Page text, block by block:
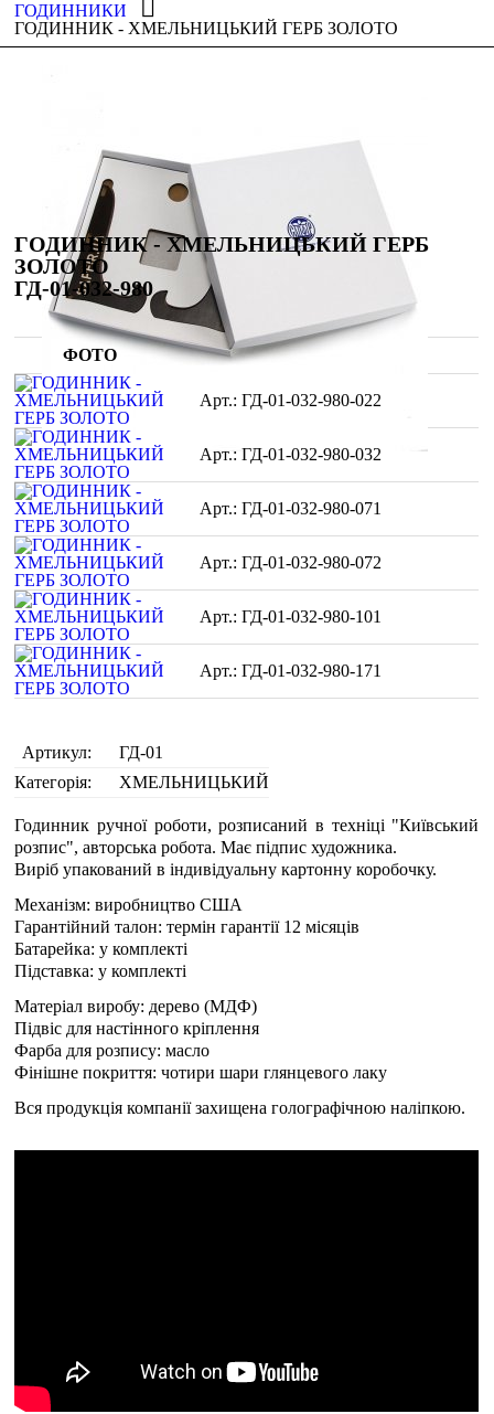
ГОДИННИКИ
ГОДИННИК - ХМЕЛЬНИЦЬКИЙ ГЕРБ ЗОЛОТО
ГОДИННИК - ХМЕЛЬНИЦЬКИЙ ГЕРБ
ЗОЛОТО
ГД-01-032-980
ФОТО
ГД-01-032-980-022
ГД-01-032-980-032
ГД-01-032-980-071
ГД-01-032-980-072
ГД-01-032-980-101
ГД-01-032-980-171
Артикул:
ГД-01
Категорія:
ХМЕЛЬНИЦЬКИЙ
Годинник ручної роботи, розписаний в техніці "Київський
розпис", авторська робота. Має підпис художника.
Виріб упакований в індивідуальну картонну коробочку.
Механізм: виробництво США
Гарантійний талон: термін гарантії 12 місяців
Батарейка: у комплекті
Підставка: у комплекті
Матеріал виробу: дерево (МДФ)
Підвіс для настінного кріплення
Фарба для розпису: масло
Фінішне покриття: чотири шари глянцевого лаку
Вся продукція компанії захищена голографічною наліпкою.